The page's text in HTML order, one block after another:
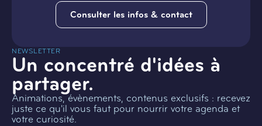
Consulter les infos & contact
NEWSLETTER
Un concentré d'idées à
partager.
Animations, évènements, contenus exclusifs : recevez
juste ce qu'il vous faut pour nourrir votre agenda et
votre curiosité.